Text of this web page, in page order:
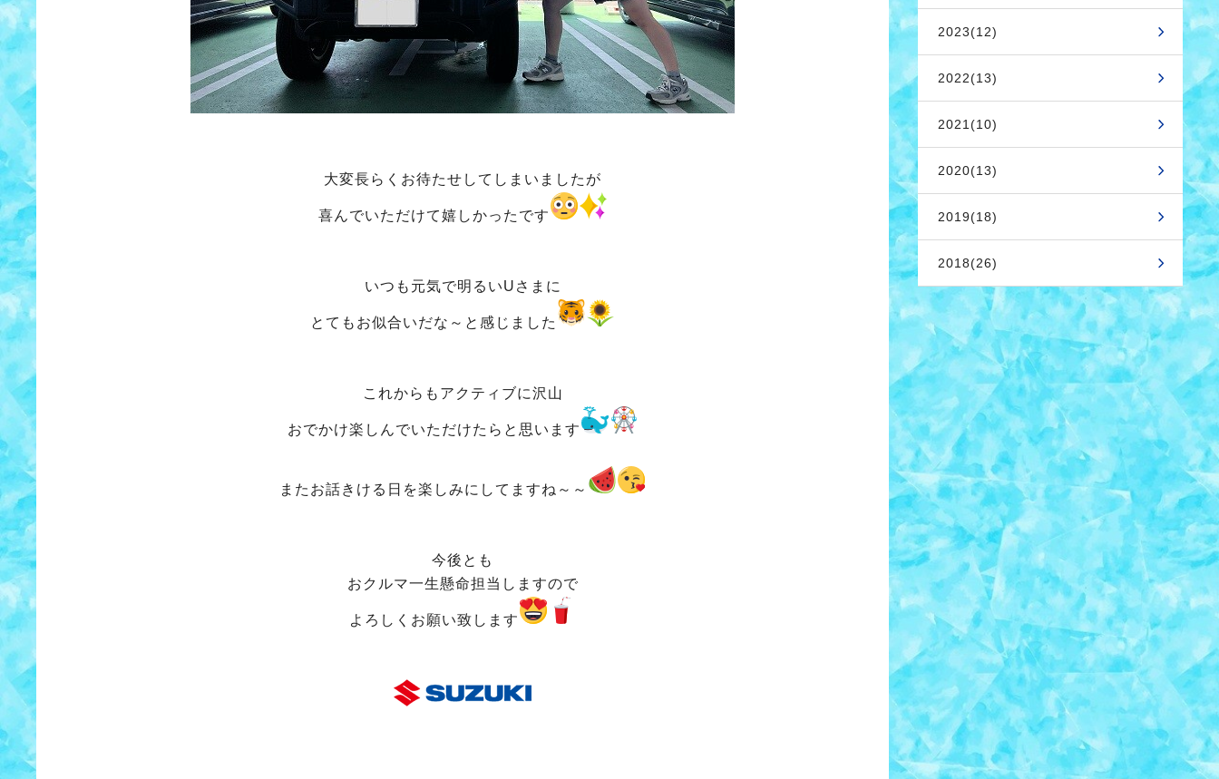
大変長らくお待たせしてしまいましたが
喜んでいただけて嬉しかったです
いつも元気で明るいUさまに
とてもお似合いだな～と感じました
これからもアクティブに沢山
おでかけ楽しんでいただけたらと思います
またお話きける日を楽しみに してますね～～
今後とも
おクルマ一生懸命担当しますので
よろしくお願い致します
2023(12)
2022(13)
2021(10)
2020(13)
2019(18)
2018(26)